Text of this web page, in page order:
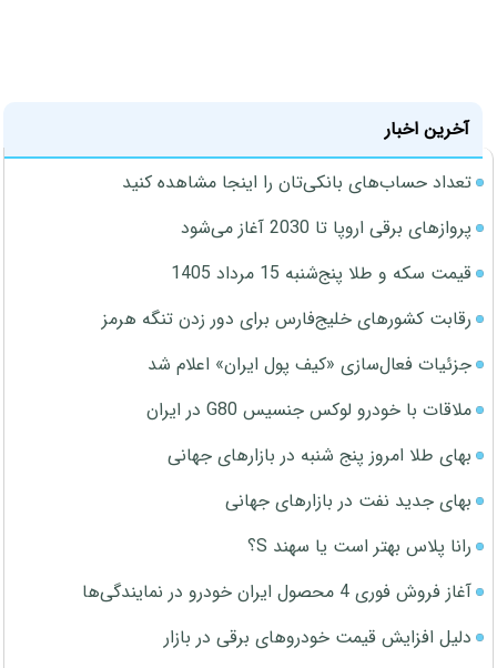
آخرین اخبار
تعداد حساب‌های بانکی‌تان را اینجا مشاهده کنید
پروازهای برقی اروپا تا 2030 آغاز می‌شود
قیمت سکه و طلا پنج‌شنبه 15 مرداد 1405
رقابت کشورهای خلیج‌فارس برای دور زدن تنگه هرمز
جزئیات فعال‌سازی «کیف پول ایران» اعلام شد
ملاقات با خودرو لوکس جنسیس G80 در ایران
بهای طلا امروز پنج شنبه در بازارهای جهانی
بهای جدید نفت در بازارهای جهانی
رانا پلاس بهتر است یا سهند S؟
آغاز فروش فوری 4 محصول ایران خودرو در نمایندگی‌ها
دلیل افزایش قیمت خودروهای برقی در بازار